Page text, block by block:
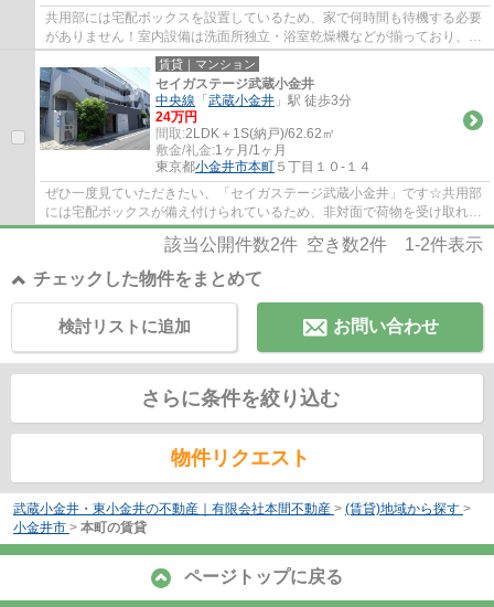
共用部には宅配ボックスを設置しているため、家で何時間も待機する必要
がありません！室内設備は洗面所独立・浴室乾燥機などが揃っており、と
ても充実しています！セキュリティ面は、...
賃貸｜マンション
セイガステージ武蔵小金井
中央線 「 武蔵小金井 」駅 徒歩3分
24万円
間取:2LDK＋1S(納戸)/62.62㎡
敷金/礼金:1ヶ月/1ヶ月
東京都小金井市本町 ５丁目１０-１４
ぜひ一度見ていただきたい、「セイガステージ武蔵小金井」です☆共用部
には宅配ボックスが備え付けられているため、非対面で荷物を受け取れま
す☆収納はシューズボックス・ウォークイン...
該当公開件数2件 空き数2件 1-2件表示
チェックした物件をまとめて
お問い合わせ
検討リストに追加
さらに条件を絞り込む
物件リクエスト
武蔵小金井・東小金井の不動産｜有限会社本間不動産 > (賃貸)地域から探す >
小金井市 > 本町の賃貸
ページトップに戻る